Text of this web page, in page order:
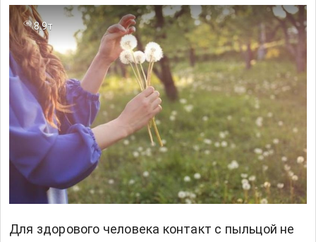
8.9т
Для здорового человека контакт с пыльцой не